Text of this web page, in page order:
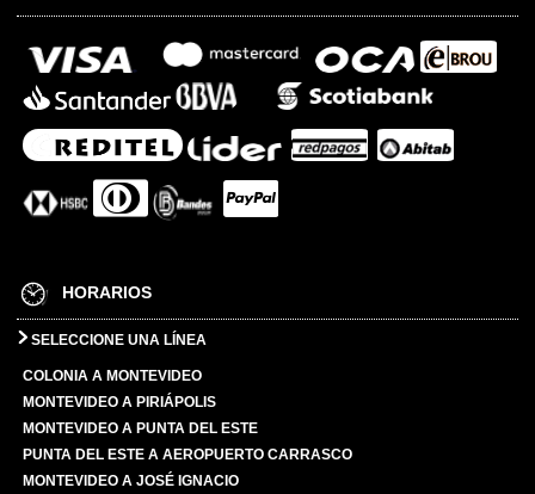
HORARIOS
SELECCIONE UNA LÍNEA
COLONIA A MONTEVIDEO
MONTEVIDEO A PIRIÁPOLIS
MONTEVIDEO A PUNTA DEL ESTE
PUNTA DEL ESTE A AEROPUERTO CARRASCO
MONTEVIDEO A JOSÉ IGNACIO